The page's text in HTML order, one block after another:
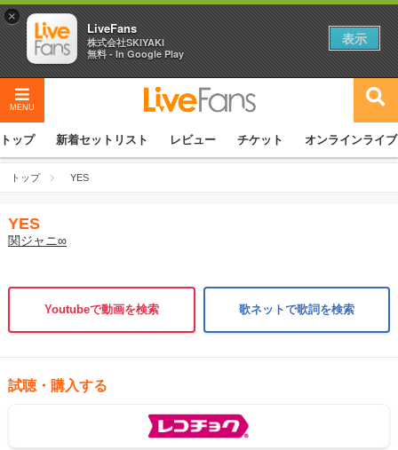
MENU
トップ 新着セットリスト レビュー チケット オンラインライブ
トップ YES
YES
関ジャニ∞
Youtubeで動画を検索 歌ネットで歌詞を検索
試聴・購入する
×
LiveFans
株式会社SKIYAKI
無料 - In Google Play
表示